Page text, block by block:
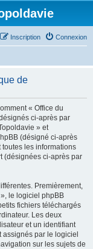
Connexion
Inscription
de
« Office du
ci-après par
» et
(désigné ci-après
les informations
(désignées ci-après par
Premièrement,
le logiciel phpBB
fichiers téléchargés
Les deux
et un identifiant
par le logiciel
sur les sujets de